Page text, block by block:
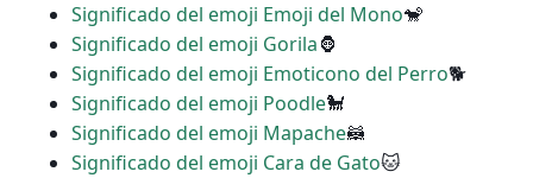
Significado del emoji Emoji del Mono🐒
Significado del emoji Gorila🦍
Significado del emoji Emoticono del Perro🐕
Significado del emoji Poodle🐩
Significado del emoji Mapache🦝
Significado del emoji Cara de Gato🐱